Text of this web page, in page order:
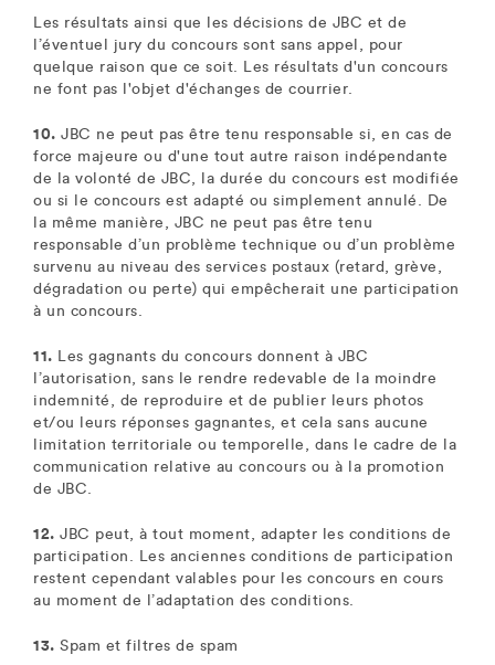
Les résultats ainsi que les décisions de JBC et de
l’éventuel jury du concours sont sans appel, pour
quelque raison que ce soit. Les résultats d'un concours
ne font pas l'objet d'échanges de courrier.
10. JBC ne peut pas être tenu responsable si, en cas de
force majeure ou d'une tout autre raison indépendante
de la volonté de JBC, la durée du concours est modifiée
ou si le concours est adapté ou simplement annulé. De
la même manière, JBC ne peut pas être tenu
responsable d’un problème technique ou d’un problème
survenu au niveau des services postaux (retard, grève,
dégradation ou perte) qui empêcherait une participation
à un concours.
11. Les gagnants du concours donnent à JBC
l’autorisation, sans le rendre redevable de la moindre
indemnité, de reproduire et de publier leurs photos
et/ou leurs réponses gagnantes, et cela sans aucune
limitation territoriale ou temporelle, dans le cadre de la
communication relative au concours ou à la promotion
de JBC.
12. JBC peut, à tout moment, adapter les conditions de
participation. Les anciennes conditions de participation
restent cependant valables pour les concours en cours
au moment de l’adaptation des conditions.
13. Spam et filtres de spam